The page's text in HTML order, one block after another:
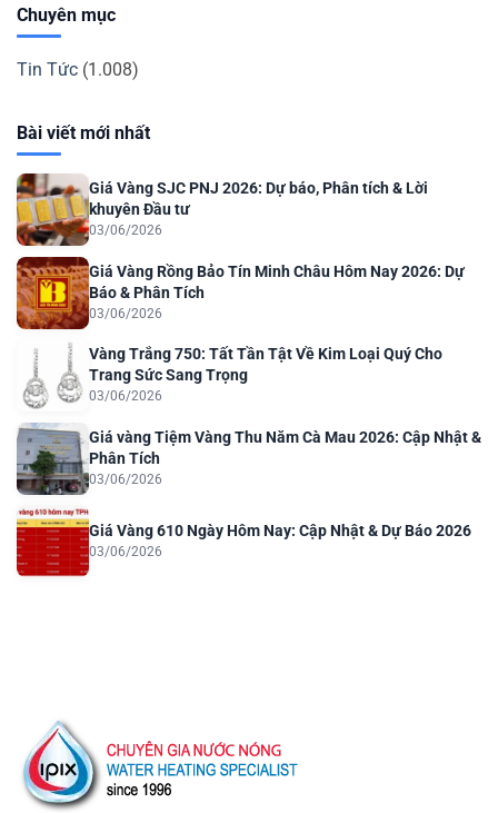
Chuyên mục
Tin Tức (1.008)
Bài viết mới nhất
Giá Vàng SJC PNJ 2026: Dự báo, Phân tích & Lời
khuyên Đầu tư
03/06/2026
Giá Vàng Rồng Bảo Tín Minh Châu Hôm Nay 2026: Dự
Báo & Phân Tích
03/06/2026
Vàng Trắng 750: Tất Tần Tật Về Kim Loại Quý Cho
Trang Sức Sang Trọng
03/06/2026
Giá vàng Tiệm Vàng Thu Năm Cà Mau 2026: Cập Nhật &
Phân Tích
03/06/2026
Giá Vàng 610 Ngày Hôm Nay: Cập Nhật & Dự Báo 2026
03/06/2026